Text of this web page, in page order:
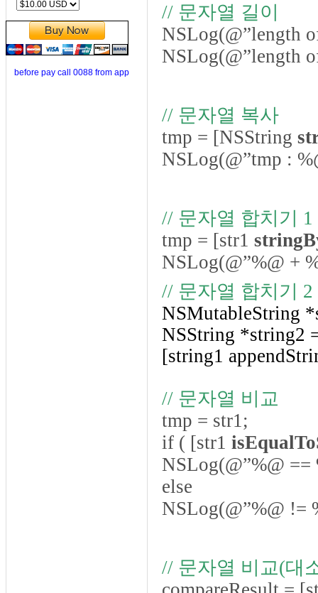
before pay call 0088 from app
// 문자열 길이
NSLog(@”length
NSLog(@”length
// 문자열 복사
tmp = [NSString
NSLog(@”tmp :
// 문자열 합치기 1
tmp = [str1
NSLog(@”%@ +
// 문자열 합치기 2
NSMutableString
NSString *string2
[string1
// 문자열 비교
tmp = str1;
if ( [str1
NSLog(@”%@ ==
else
NSLog(@”%@ !=
// 문자열 비교(대